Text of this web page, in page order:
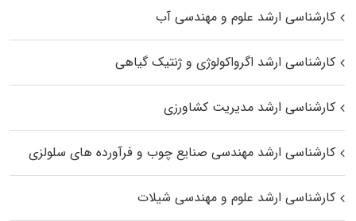
کارشناسی ارشد علوم و مهندسی آب
کارشناسی ارشد اگرواکولوژی و ژنتیک گیاهی
کارشناسی ارشد مدیریت کشاورزی
کارشناسی ارشد مهندسی صنایع چوب و فرآورده‌ های سلولزی
کارشناسی ارشد علوم و مهندسی شیلات